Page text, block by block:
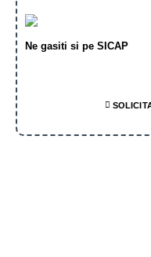
Ne gasiti si pe SICAP